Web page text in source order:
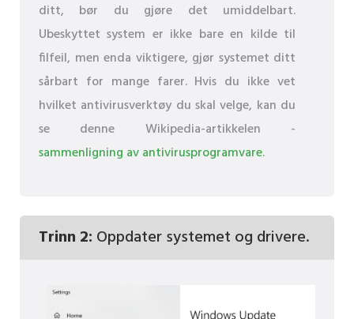
ditt, bør du gjøre det umiddelbart.
Ubeskyttet system er ikke bare en kilde til
filfeil, men enda viktigere, gjør systemet ditt
sårbart for mange farer. Hvis du ikke vet
hvilket antivirusverktøy du skal velge, kan du
se denne Wikipedia-artikkelen -
sammenligning av antivirusprogramvare.
Trinn 2: Oppdater systemet og drivere.